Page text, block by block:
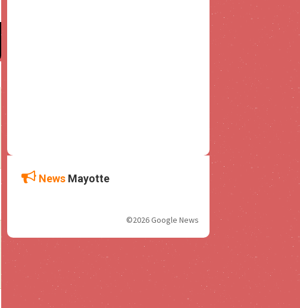
News Mayotte
©2026 Google News